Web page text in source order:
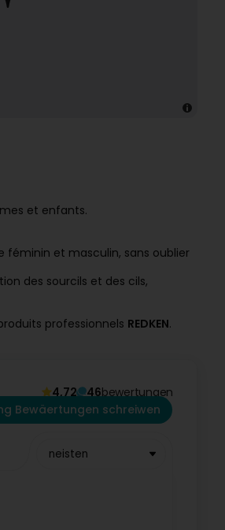
et enfants.
féminin et masculin, sans oublier
des sourcils et des cils,
professionnels REDKEN.
4,72 46bewertungen
Bewäertungen schreiwen
neisten